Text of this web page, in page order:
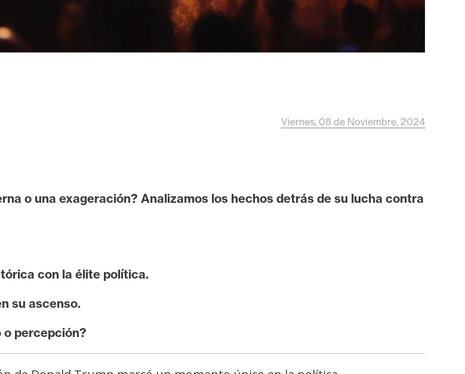
Viernes, 08 de Noviembre, 2024
o una exageración? Analizamos los hechos detrás de su lucha contra
con la élite política.
su ascenso.
o percepción?